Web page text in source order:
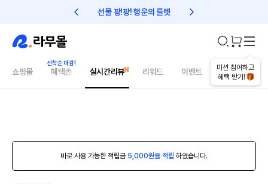
선물 팡!팡! 행운의 룰렛 친구초대 1만원 리워드!
미션 참여하고
혜택 받기!
쇼핑몰 혜택존 실시간리뷰 리워드 이벤트 건강매거진
바로 사용 가능한 적립금 5,000원을 적립 하였습니다.